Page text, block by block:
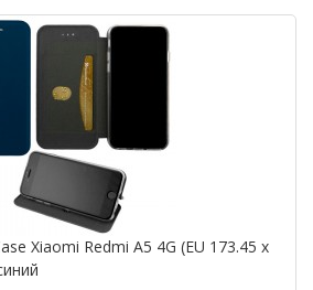
Xiaomi Redmi A5 4G (EU 173.45 x